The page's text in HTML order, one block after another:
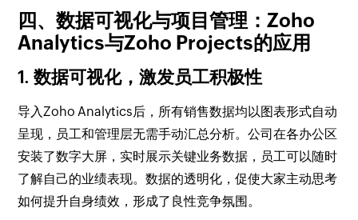
四、数据可视化与项目管理：Zoho
Analytics与Zoho Projects的应用
1. 数据可视化，激发员工积极性
导入Zoho Analytics后，所有销售数据均以图表形式自动
呈现，员工和管理层无需手动汇总分析。公司在各办公区
安装了数字大屏，实时展示关键业务数据，员工可以随时
了解自己的业绩表现。数据的透明化，促使大家主动思考
如何提升自身绩效，形成了良性竞争氛围。